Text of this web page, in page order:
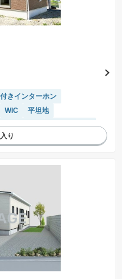
きインターホン
WIC
平坦地
面キッチン 温水洗浄便座